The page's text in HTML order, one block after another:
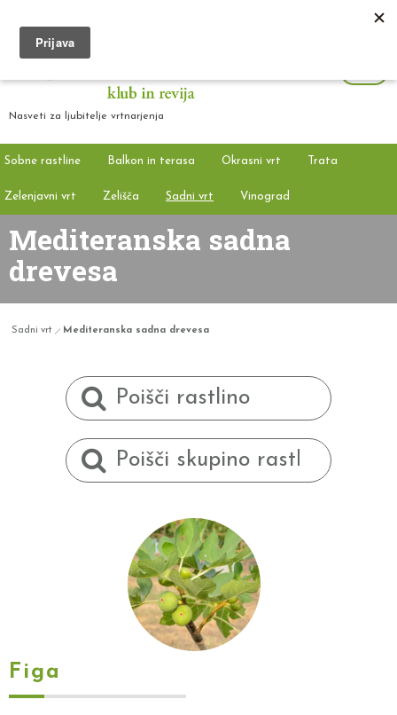
Nasveti za ljubitelje vrtnarjenja
Sobne rastline Balkon in terasa Okrasni vrt Trata
Zelenjavni vrt Zelišča Sadni vrt Vinograd
Mediteranska sadna
drevesa
Sadni vrt Mediteranska sadna drevesa
Figa